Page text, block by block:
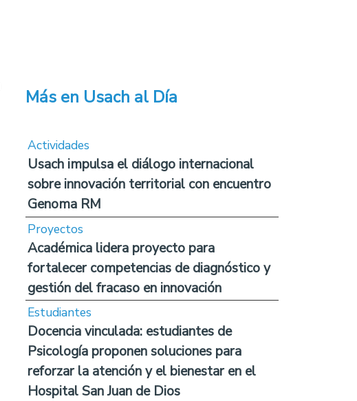
Más en Usach al Día
Actividades
Usach impulsa el diálogo internacional
sobre innovación territorial con encuentro
Genoma RM
Proyectos
Académica lidera proyecto para
fortalecer competencias de diagnóstico y
gestión del fracaso en innovación
Estudiantes
Docencia vinculada: estudiantes de
Psicología proponen soluciones para
reforzar la atención y el bienestar en el
Hospital San Juan de Dios